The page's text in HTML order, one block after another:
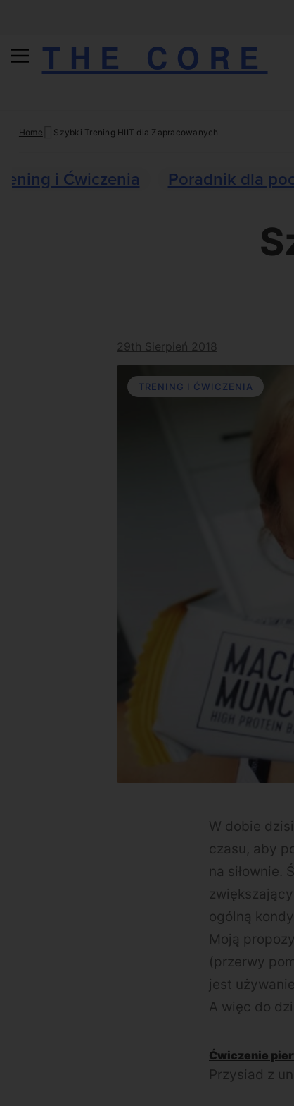
THE CORE
Home Szybki Trening HIIT dla Zapracowanych
i Ćwiczenia Poradnik dla
29th Sierpień 2018
TRENING I ĆWICZENIA
W dobie
czasu, aby
na siłownie.
ogólną
Moją
(przerwy
jest
A więc do
Ćwiczenie
Przysiad z